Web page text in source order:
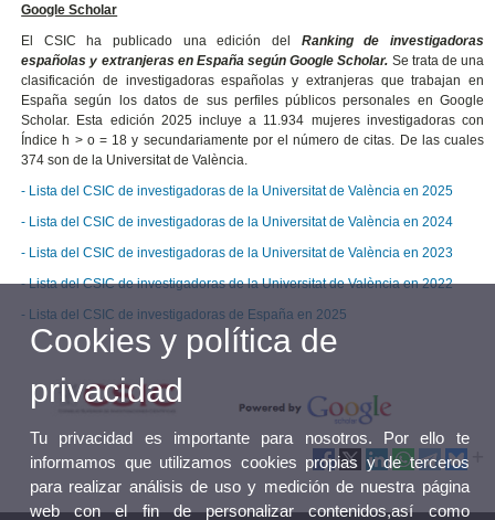
Google Scholar
El CSIC ha publicado una edición del Ranking de investigadoras
españolas y extranjeras en España según Google Scholar. Se trata de una
clasificación de investigadoras españolas y extranjeras que trabajan en
España según los datos de sus perfiles públicos personales en Google
Scholar. Esta edición 2025 incluye a 11.934 mujeres investigadoras con
Índice h > o = 18 y secundariamente por el número de citas. De las cuales
374 son de la Universitat de València.
- Lista del CSIC de investigadoras de la Universitat de València en 2025
- Lista del CSIC de investigadoras de la Universitat de València en 2024
- Lista del CSIC de investigadoras de la Universitat de València en 2023
- Lista del CSIC de investigadoras de la Universitat de València en 2022
- Lista del CSIC de investigadoras de España en 2025
Cookies y política de
privacidad
Tu privacidad es importante para nosotros. Por ello te
informamos que utilizamos cookies propias y de terceros
para realizar análisis de uso y medición de nuestra página
web con el fin de personalizar contenidos,así como